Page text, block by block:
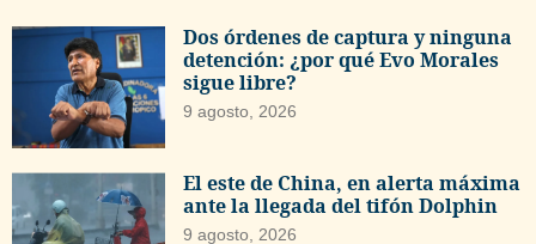
Dos órdenes de captura y ninguna
detención: ¿por qué Evo Morales
sigue libre?
9 agosto, 2026
El este de China, en alerta máxima
ante la llegada del tifón Dolphin
9 agosto, 2026